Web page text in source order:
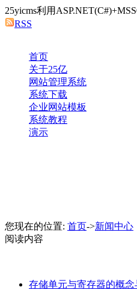
25yicms利用
RSS
首页
关于25亿
网站管理系统
系统下载
企业网站模板
系统教程
演示
您现在的位置: 首页->新闻中心
阅读内容
存储单元与寄存器的概念